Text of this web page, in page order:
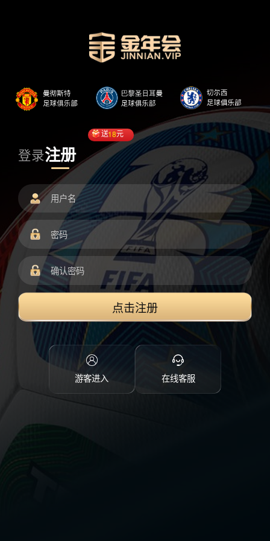
登录注册
送18元
点击注册
游客进入 在线客服